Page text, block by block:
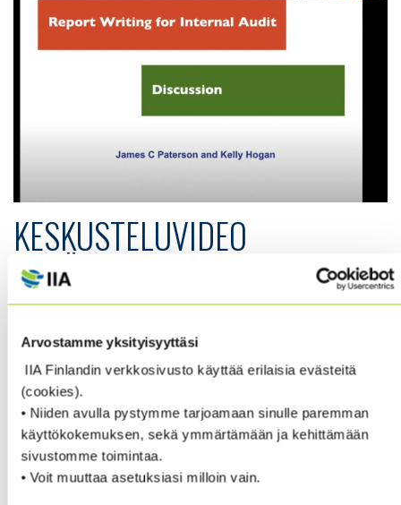
Arvostamme yksityisyyttäsi
IIA Finlandin verkkosivusto käyttää erilaisia evästeitä
(cookies).
• Niiden avulla pystymme tarjoamaan sinulle paremman
käyttökokemuksen, sekä ymmärtämään ja kehittämään
sivustomme toimintaa.
• Voit muuttaa asetuksiasi milloin vain.
KESKUSTELUVIDEO
”SISÄISEN TARKASTUKSEN
RAPORTIN
KIRJOITTAMINEN”.
A short, informal, video with James Paterson and Kelly
Hogan on report writing for internal audit..
*Think about your mindset when approaching the audit